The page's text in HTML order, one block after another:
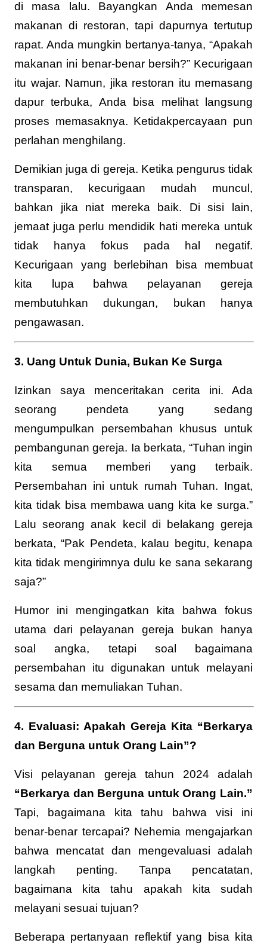
di masa lalu. Bayangkan Anda memesan
makanan di restoran, tapi dapurnya tertutup
rapat. Anda mungkin bertanya-tanya, “Apakah
makanan ini benar-benar bersih?” Kecurigaan
itu wajar. Namun, jika restoran itu memasang
dapur terbuka, Anda bisa melihat langsung
proses memasaknya. Ketidakpercayaan pun
perlahan menghilang.
Demikian juga di gereja. Ketika pengurus tidak
transparan, kecurigaan mudah muncul,
bahkan jika niat mereka baik. Di sisi lain,
jemaat juga perlu mendidik hati mereka untuk
tidak hanya fokus pada hal negatif.
Kecurigaan yang berlebihan bisa membuat
kita lupa bahwa pelayanan gereja
membutuhkan dukungan, bukan hanya
pengawasan.
3. Uang Untuk Dunia, Bukan Ke Surga
Izinkan saya menceritakan cerita ini. Ada
seorang pendeta yang sedang
mengumpulkan persembahan khusus untuk
pembangunan gereja. Ia berkata, “Tuhan ingin
kita semua memberi yang terbaik.
Persembahan ini untuk rumah Tuhan. Ingat,
kita tidak bisa membawa uang kita ke surga.”
Lalu seorang anak kecil di belakang gereja
berkata, “Pak Pendeta, kalau begitu, kenapa
kita tidak mengirimnya dulu ke sana sekarang
saja?”
Humor ini mengingatkan kita bahwa fokus
utama dari pelayanan gereja bukan hanya
soal angka, tetapi soal bagaimana
persembahan itu digunakan untuk melayani
sesama dan memuliakan Tuhan.
4. Evaluasi: Apakah Gereja Kita “Berkarya
dan Berguna untuk Orang Lain”?
Visi pelayanan gereja tahun 2024 adalah
“Berkarya dan Berguna untuk Orang Lain.”
Tapi, bagaimana kita tahu bahwa visi ini
benar-benar tercapai? Nehemia mengajarkan
bahwa mencatat dan mengevaluasi adalah
langkah penting. Tanpa pencatatan,
bagaimana kita tahu apakah kita sudah
melayani sesuai tujuan?
Beberapa pertanyaan reflektif yang bisa kita